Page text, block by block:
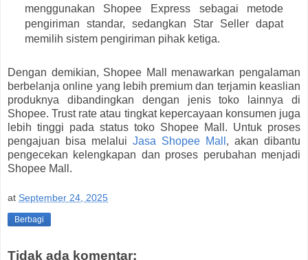
menggunakan Shopee Express sebagai metode
pengiriman standar, sedangkan Star Seller dapat
memilih sistem pengiriman pihak ketiga.
Dengan demikian, Shopee Mall menawarkan pengalaman
berbelanja online yang lebih premium dan terjamin keaslian
produknya dibandingkan dengan jenis toko lainnya di
Shopee. Trust rate atau tingkat kepercayaan konsumen juga
lebih tinggi pada status toko Shopee Mall. Untuk proses
pengajuan bisa melalui Jasa Shopee Mall , akan dibantu
pengecekan kelengkapan dan proses perubahan menjadi
Shopee Mall.
at September 24, 2025
Berbagi
Tidak ada komentar: